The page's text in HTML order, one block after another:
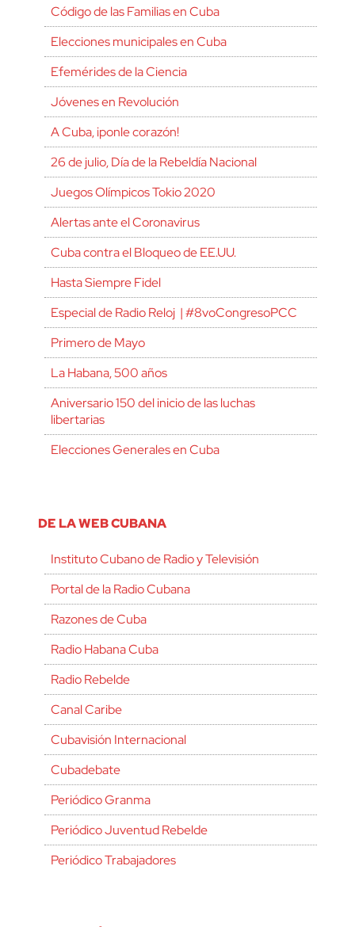
Código de las Familias en Cuba
Elecciones municipales en Cuba
Efemérides de la Ciencia
Jóvenes en Revolución
A Cuba, ¡ponle corazón!
26 de julio, Día de la Rebeldía Nacional
Juegos Olímpicos Tokio 2020
Alertas ante el Coronavirus
Cuba contra el Bloqueo de EE.UU.
Hasta Siempre Fidel
Especial de Radio Reloj | #8voCongresoPCC
Primero de Mayo
La Habana, 500 años
Aniversario 150 del inicio de las luchas
libertarias
Elecciones Generales en Cuba
DE LA WEB CUBANA
Instituto Cubano de Radio y Televisión
Portal de la Radio Cubana
Razones de Cuba
Radio Habana Cuba
Radio Rebelde
Canal Caribe
Cubavisión Internacional
Cubadebate
Periódico Granma
Periódico Juventud Rebelde
Periódico Trabajadores